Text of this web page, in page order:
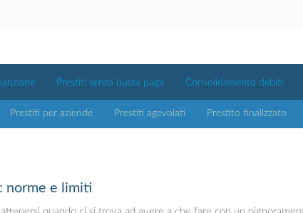
Prestiti senza busta paga Consolidamento debiti
Prestiti per aziende Prestiti agevolati Prestito finalizzato
norme e limiti